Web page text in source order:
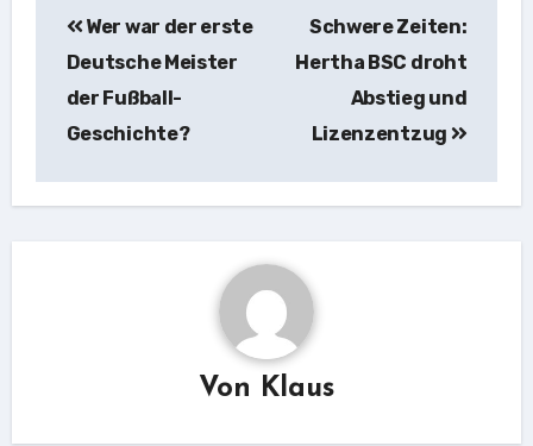
Wer war der erste
Deutsche Meister
der Fußball-
Geschichte?
Schwere Zeiten:
Hertha BSC droht
Abstieg und
Lizenzentzug
Von Klaus